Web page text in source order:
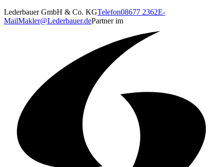
Lederbauer GmbH & Co. KGTelefon08677 2362E-
MailMakler@Lederbauer.dePartner im